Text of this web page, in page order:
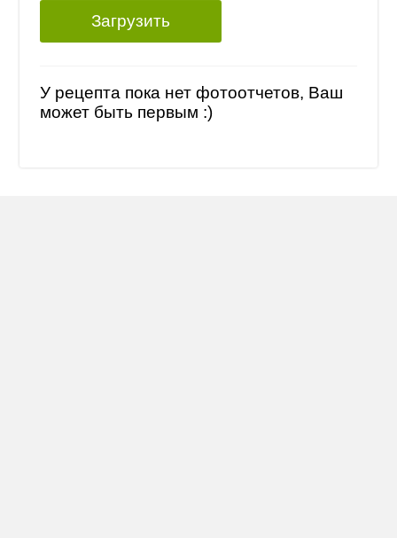
Загрузить
У рецепта пока нет фотоотчетов, Ваш
может быть первым :)